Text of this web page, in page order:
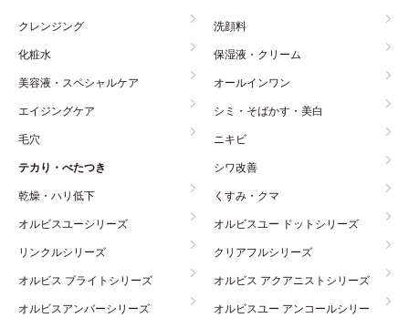
クレンジング
洗顔料
化粧水
保湿液・クリーム
美容液・スペシャルケア
オールインワン
エイジングケア
シミ・そばかす・美白
毛穴
ニキビ
テカり・べたつき
シワ改善
乾燥・ハリ低下
くすみ・クマ
オルビスユーシリーズ
オルビスユー ドットシリーズ
リンクルシリーズ
クリアフルシリーズ
オルビス ブライトシリーズ
オルビス アクアニストシリーズ
オルビスアンバーシリーズ
オルビスユー アンコールシリー